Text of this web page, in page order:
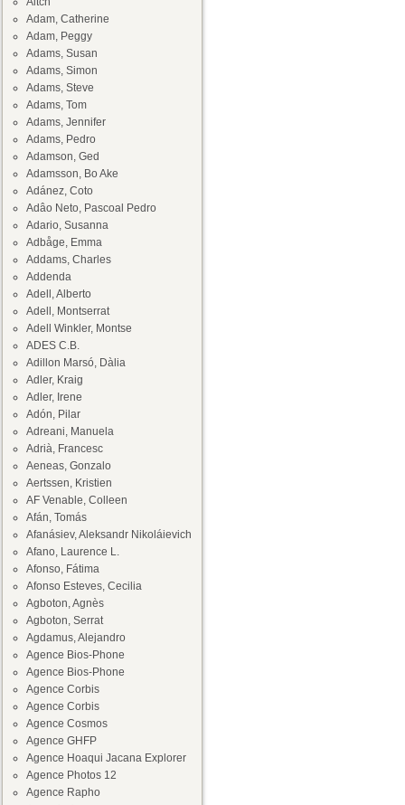
Adam, Catherine
Adam, Peggy
Adams, Susan
Adams, Simon
Adams, Steve
Adams, Tom
Adams, Jennifer
Adams, Pedro
Adamson, Ged
Adamsson, Bo Ake
Adánez, Coto
Adâo Neto, Pascoal Pedro
Adario, Susanna
Adbåge, Emma
Addams, Charles
Addenda
Adell, Alberto
Adell, Montserrat
Adell Winkler, Montse
ADES C.B.
Adillon Marsó, Dàlia
Adler, Kraig
Adler, Irene
Adón, Pilar
Adreani, Manuela
Adrià, Francesc
Aeneas, Gonzalo
Aertssen, Kristien
AF Venable, Colleen
Afán, Tomás
Afanásiev, Aleksandr Nikoláievich
Afano, Laurence L.
Afonso, Fátima
Afonso Esteves, Cecilia
Agboton, Agnès
Agboton, Serrat
Agdamus, Alejandro
Agence Bios-Phone
Agence Bios-Phone
Agence Corbis
Agence Corbis
Agence Cosmos
Agence GHFP
Agence Hoaqui Jacana Explorer
Agence Photos 12
Agence Rapho